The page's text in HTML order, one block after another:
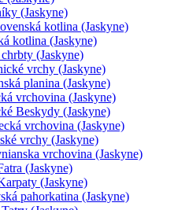
(Jaskyne)
kotlina (Jaskyne)
kotlina (Jaskyne)
(Jaskyne)
vrchy (Jaskyne)
planina (Jaskyne)
vrchovina (Jaskyne)
Beskydy (Jaskyne)
vrchovina (Jaskyne)
vrchy (Jaskyne)
vrchovina (Jaskyne)
(Jaskyne)
(Jaskyne)
pahorkatina (Jaskyne)